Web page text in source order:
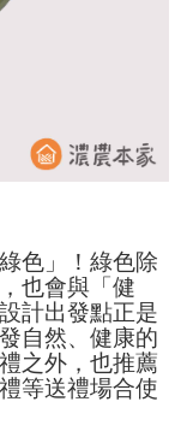
色」！綠色除
也會與「健
計出發點正是
自然、健康的
之外，也推薦
等送禮場合使